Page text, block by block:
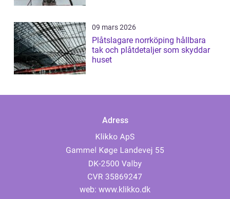
09 mars 2026
Plåtslagare norrköping hållbara
tak och plåtdetaljer som skyddar
huset
Adress
web: www.klikko.dk